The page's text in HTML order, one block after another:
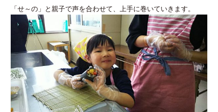
「せ～の」と親子で声を合わせて、上手に巻いていきます。